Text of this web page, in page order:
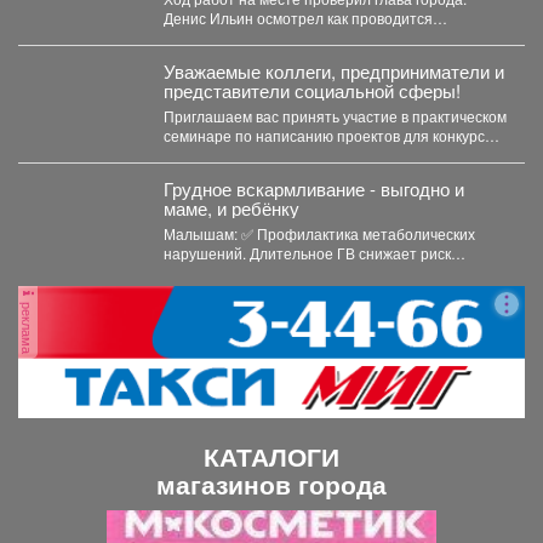
Денис Ильин осмотрел как проводится
Уважаемые коллеги, предприниматели и
представители социальной сферы!
Приглашаем вас принять участие в практическом
семинаре по написанию проектов для конкурсов
Грудное вскармливание - выгодно и
маме, и ребёнку
Малышам: ✅ Профилактика метаболических
нарушений. Длительное ГВ снижает риск
реклама
КАТАЛОГИ
магазинов города